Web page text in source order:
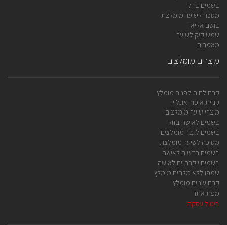
בשמים בזול
מסכה לשיער מומלצת
בושם אליאן
שמש קיק לשיער
מאמרים
מוצרים מומלצים
קרם לחות לפנים מומלץ
קניית איפור אונליין
מוצרי שיער מומלצים
בשמים לאישה בזול
בשמים לגבר מומלצים
מסיכה לשיער מומלצת
בשמים חדשים לאישה
בשמים יוקרתיים לאישה
שמפו ללא מלחים מומלץ
קרם עיניים מומלץ
מפת אתר
ביטול עסקה